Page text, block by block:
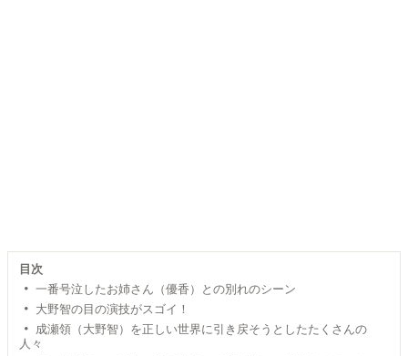
目次
一番号泣したお姉さん（優香）との別れのシーン
大野智の目の演技がスゴイ！
成瀬領（大野智）を正しい世界に引き戻そうとしたたくさんの
人々